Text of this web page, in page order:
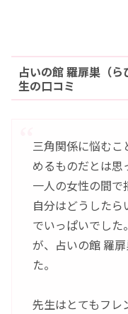
占いの館 羅扉巣（
生の口コミ
三角関係に悩む
めるものだとは思
一人の女性の間で
自分はどうしたら
でいっぱいでし
が、占いの館 羅
た。
先生はとてもフレ